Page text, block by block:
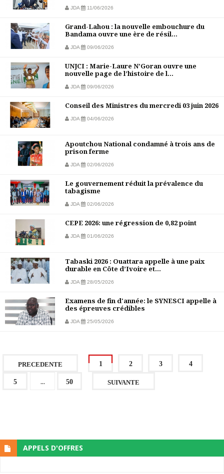
JDA 11/06/2026
Grand-Lahou : la nouvelle embouchure du
Bandama ouvre une ère de résil...
JDA 09/06/2026
UNJCI : Marie-Laure N’Goran ouvre une
nouvelle page de l’histoire de l...
JDA 09/06/2026
Conseil des Ministres du mercredi 03 juin 2026
JDA 04/06/2026
Apoutchou National condamné à trois ans de
prison ferme
JDA 02/06/2026
Le gouvernement réduit la prévalence du
tabagisme
JDA 02/06/2026
CEPE 2026: une régression de 0,82 point
JDA 01/06/2026
Tabaski 2026 : Ouattara appelle à une paix
durable en Côte d’Ivoire et...
JDA 28/05/2026
Examens de fin d'année: le SYNESCI appelle à
des épreuves crédibles
JDA 25/05/2026
PRECEDENTE 1 2 3 4
5 ... 50 SUIVANTE
APPELS D'OFFRES